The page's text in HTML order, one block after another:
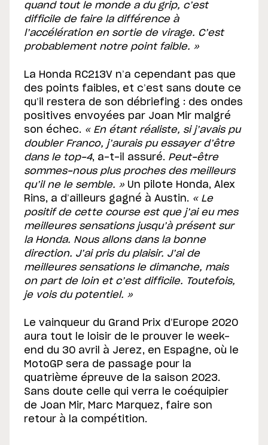
quand tout le monde a du grip, c’est
difficile de faire la différence à
l’accélération en sortie de virage. C’est
probablement notre point faible. »
La Honda RC213V n’a cependant pas que
des points faibles, et c’est sans doute ce
qu’il restera de son débriefing : des ondes
positives envoyées par Joan Mir malgré
son échec. « En étant réaliste, si j’avais pu
doubler Franco, j’aurais pu essayer d’être
dans le top-4, a-t-il assuré. Peut-être
sommes-nous plus proches des meilleurs
qu’il ne le semble. » Un pilote Honda, Alex
Rins, a d’ailleurs gagné à Austin. « Le
positif de cette course est que j’ai eu mes
meilleures sensations jusqu’à présent sur
la Honda. Nous allons dans la bonne
direction. J’ai pris du plaisir. J’ai de
meilleures sensations le dimanche, mais
on part de loin et c’est difficile. Toutefois,
je vois du potentiel. »
Le vainqueur du Grand Prix d’Europe 2020
aura tout le loisir de le prouver le week-
end du 30 avril à Jerez, en Espagne, où le
MotoGP sera de passage pour la
quatrième épreuve de la saison 2023.
Sans doute celle qui verra le coéquipier
de Joan Mir, Marc Marquez, faire son
retour à la compétition.